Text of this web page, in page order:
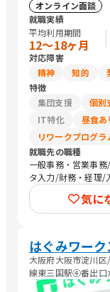
オンライン面談
就職実績
平均利用期間
12〜18ヶ月
対応障害
精神
知的
特徴
集団支援
個別
IT特化
昼食あ
リワークプログラ
就職先の職種
一般事務・営業事
タ入力/財務・経理/
梱包作業/その他軽
レーター/デザイナ
ヘルプデスク/品質
ーケティング・広告
気に
はぐみワーク
大阪府大阪市淀川
線東三国駅④番出口
淀川駅（徒歩７分）